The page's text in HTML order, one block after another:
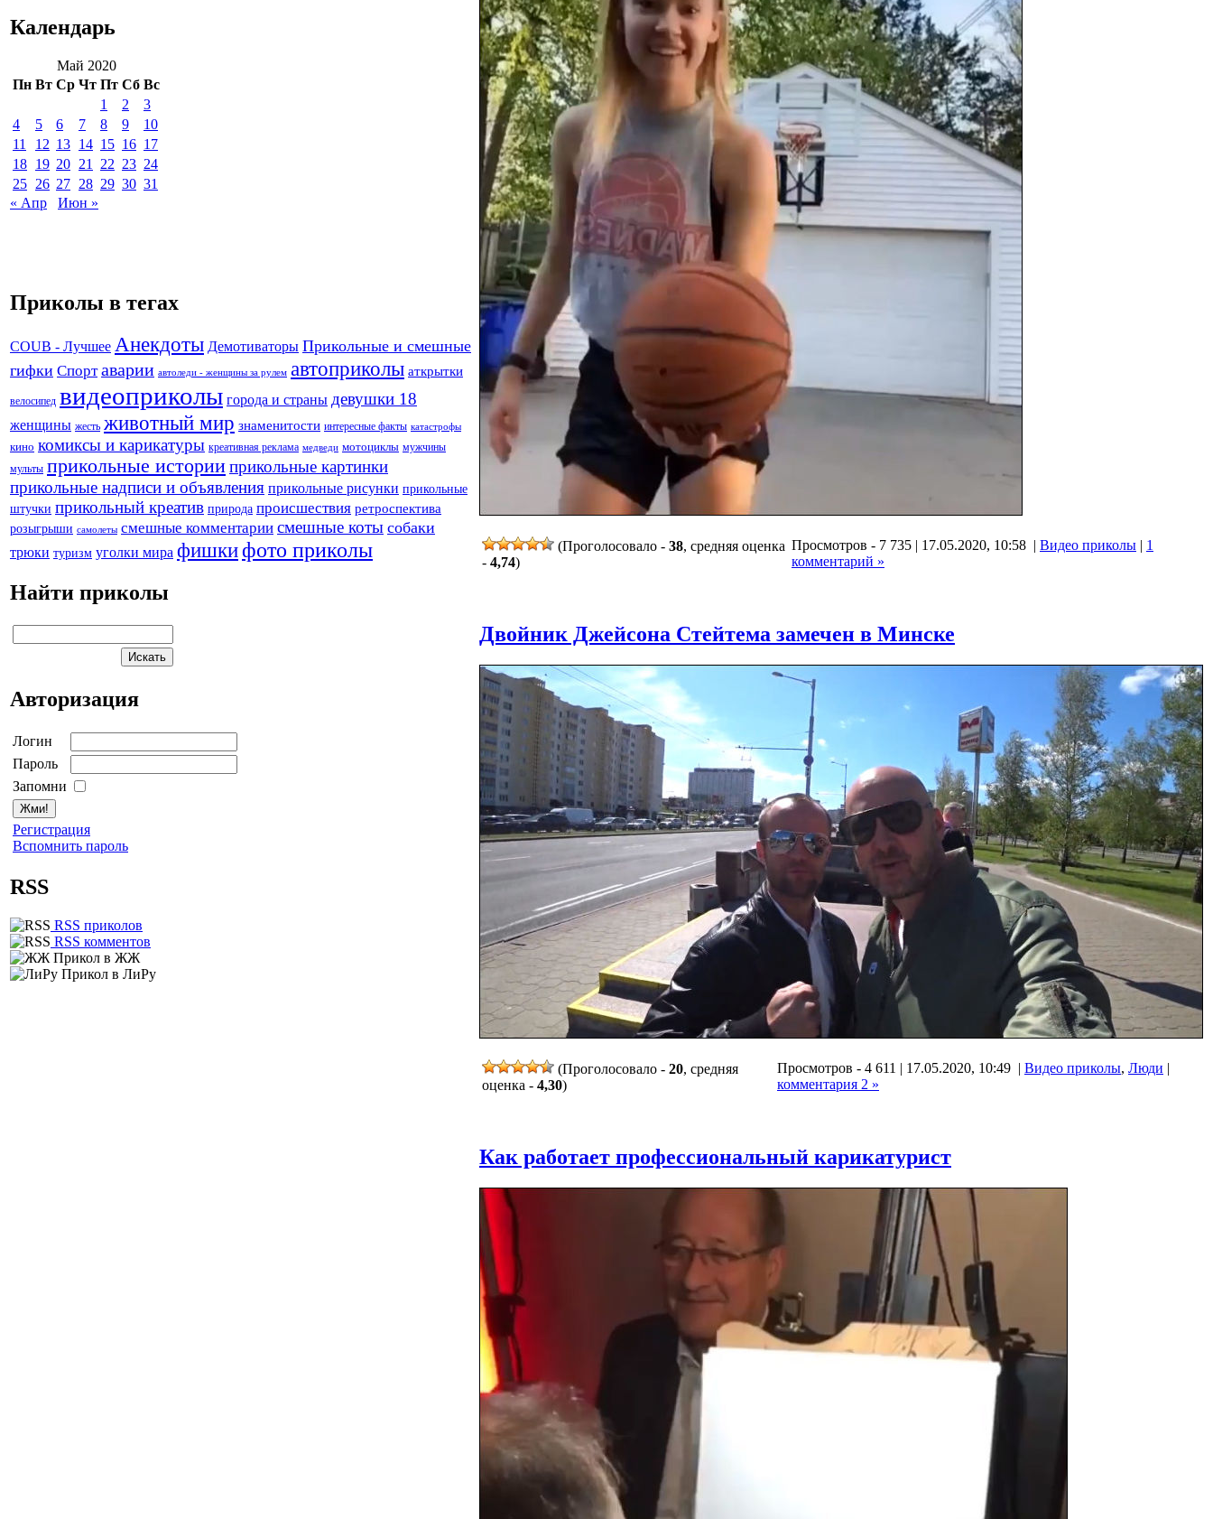
Календарь
Май 2020
Пн Вт Ср Чт Пт Сб Вс
1
2
3
4
5 6 7 8 9
10
11
12 13 14 15 16 17
18 19 20 21 22 23 24
25 26 27 28 29 30 31
« Апр
Июн »
Приколы в тегах
COUB - Лучшее Анекдоты Демотиваторы Прикольные и смешные
гифки Спорт аварии автоледи - женщины за рулем автоприколы аткрытки
велосипед видеоприколы города и страны девушки 18
женщины жесть животный мир знаменитости интересные факты катастрофы
кино комиксы и карикатуры креативная реклама медведи мотоциклы мужчины
мульты прикольные историиприкольные картинки
прикольные надписи и объявления прикольные рисунки прикольные
штучки прикольный креатив природа происшествия ретроспектива
розыгрыши самолеты смешные комментарии смешные коты собаки
трюки туризм уголки мира фишкифото приколы
Найти приколы
Авторизация
Логин
Пароль
Запомни
Регистрация
Вспомнить пароль
RSS
RSS приколов
RSS комментов
Прикол в ЖЖ
Прикол в ЛиРу
(Проголосовало - 38, средняя оценка
- 4,74)
Просмотров - 7 735 | 17.05.2020, 10:58 | Видео приколы | 1
комментарий »
Двойник Джейсона Стейтема замечен в Минске
(Проголосовало - 20, средняя
оценка - 4,30)
Просмотров - 4 611 | 17.05.2020, 10:49 | Видео приколы, Люди |
комментария 2 »
Как работает профессиональный карикатурист